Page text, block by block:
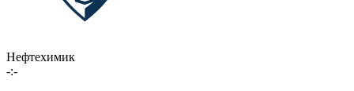
Нефтехимик
-:-